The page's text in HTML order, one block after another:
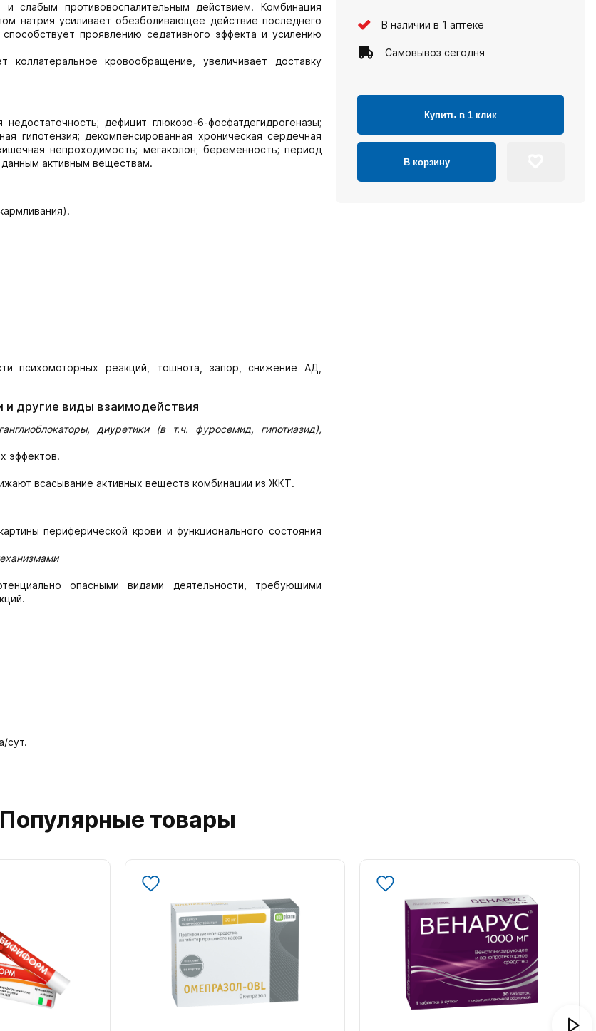
противовоспалительным действием. Комбинация
натрия усиливает обезболивающее действие последнего
проявлению седативного эффекта и усилению
кровообращение, увеличивает доставку
дефицит глюкозо-6-фосфатдегидрогеназы;
гипотензия; декомпенсированная хроническая сердечная
непроходимость; мегаколон; беременность; период
данным активным веществам.
психомоторных реакций, тошнота, запор, снижение АД,
другие виды взаимодействия
диуретики (в т.ч. фуросемид, гипотиазид),
эффектов.
всасывание активных веществ комбинации из ЖКТ.
периферической крови и функционального состояния
опасными видами деятельности, требующими
сут.
В наличии в 1 аптеке
Самовывоз сегодня
Купить в 1 клик
В корзину
Популярные товары